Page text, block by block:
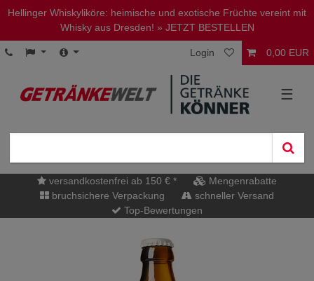
Hellinger Whiskyliköre: heimische und exotische Früchte vereint mit
Whisky aus Dresden! » JETZT BESTELLEN
Login 0,00 EUR
☰
versandkostenfrei ab 150 € *
Mengenrabatte
bruchsichere Verpackung
schneller Versand
Top-Bewertungen